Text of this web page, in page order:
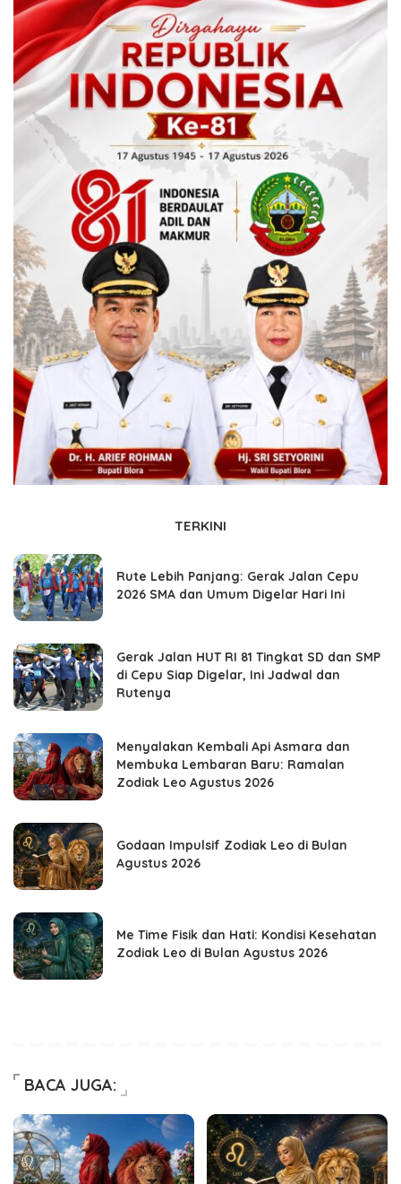
TERKINI
Rute Lebih Panjang: Gerak Jalan Cepu
2026 SMA dan Umum Digelar Hari Ini
Gerak Jalan HUT RI 81 Tingkat SD dan SMP
di Cepu Siap Digelar, Ini Jadwal dan
Rutenya
Menyalakan Kembali Api Asmara dan
Membuka Lembaran Baru: Ramalan
Zodiak Leo Agustus 2026
Godaan Impulsif Zodiak Leo di Bulan
Agustus 2026
Me Time Fisik dan Hati: Kondisi Kesehatan
Zodiak Leo di Bulan Agustus 2026
BACA JUGA: